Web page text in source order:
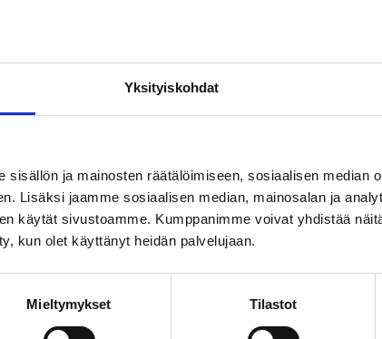
Yksityiskohdat
sisällön ja mainosten räätälöimiseen, sosiaalisen median
Lisäksi jaamme sosiaalisen median, mainosalan ja
käytät sivustoamme. Kumppanimme voivat yhdistää
kun olet käyttänyt heidän palvelujaan.
Mieltymykset Tilastot